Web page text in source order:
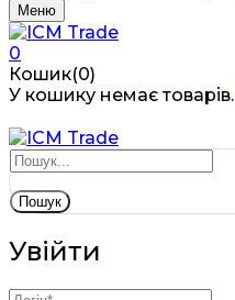
Меню
0
Кошик(0)
У кошику немає товарів.
Пошук
Увійти